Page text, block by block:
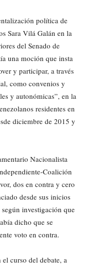
política de
Sara Vilá Galán en la
del Senado de
una moción que insta
y participar, a través
como convenios y
y autonómicas”, en la
residentes en
diciembre de 2015 y
Nacionalista
Coalición
dos en contra y cero
desde sus inicios
investigación que
dicho que se
voto en contra.
curso del debate, a